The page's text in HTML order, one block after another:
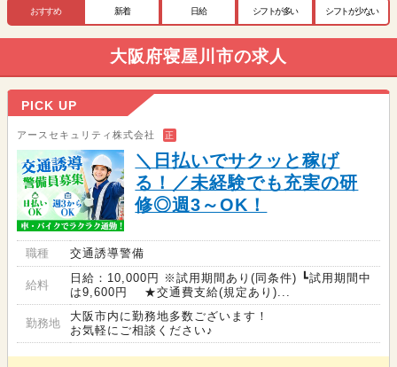
おすすめ 新着 日給 シフトが多い シフトが少ない
大阪府寝屋川市の求人
PICK UP
アースセキュリティ株式会社 正
＼日払いでサクッと稼げ
る！／未経験でも充実の研
修◎週3～OK！
職種 交通誘導警備
給料
日給：10,000円 ※試用期間あり(同条件) ┗試用期間中
は9,600円 ★交通費支給(規定あり)...
勤務地
大阪市内に勤務地多数ございます！
お気軽にご相談ください♪